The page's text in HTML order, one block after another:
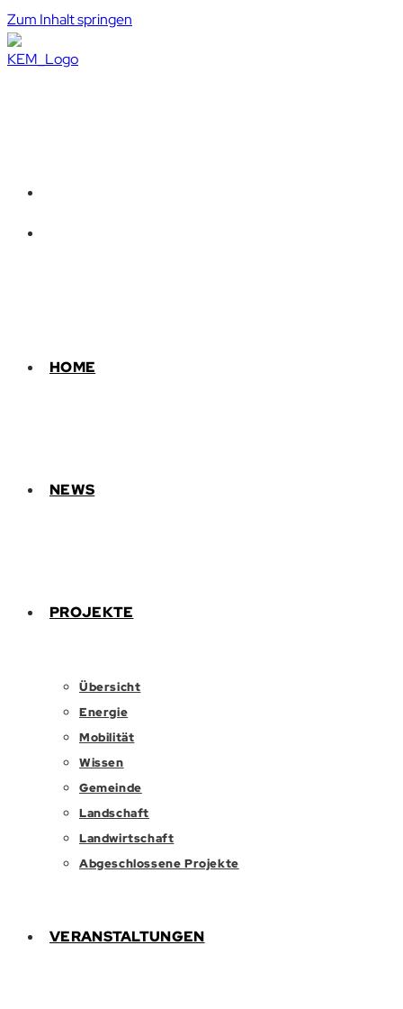
Zum Inhalt springen
HOME
NEWS
PROJEKTE
Übersicht
Energie
Mobilität
Wissen
Gemeinde
Landschaft
Landwirtschaft
Abgeschlossene Projekte
VERANSTALTUNGEN